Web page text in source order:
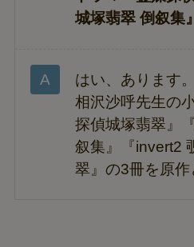
城塚翡翠 倒叙集
はい、あります。
相沢沙呼先生の
探偵城塚翡翠』
叙集』『invert2
翠』の3冊を原作